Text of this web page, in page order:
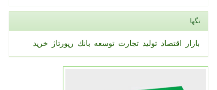
تگها
بازار اقتصاد تولید تجارت توسعه بانك رپورتاژ خرید